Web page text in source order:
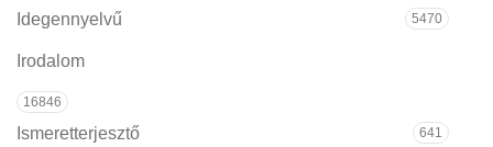
Idegennyelvű 5470
Irodalom
16846
Ismeretterjesztő 641